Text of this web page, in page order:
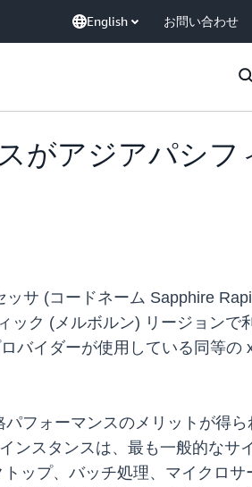
English お問い合わせ
がアジアパシ
サ (コードネーム Sapphire
ク (メルボルン) リージョンで
バイダーが使用している同等
フォーマンスのメリットが得
ンスタンスは、最も一般的なサ
ップ、バッチ処理、マイクロ